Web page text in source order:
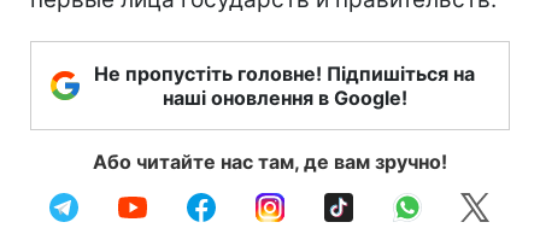
Не пропустіть головне! Підпишіться на
наші оновлення в Google!
Або читайте нас там, де вам зручно!